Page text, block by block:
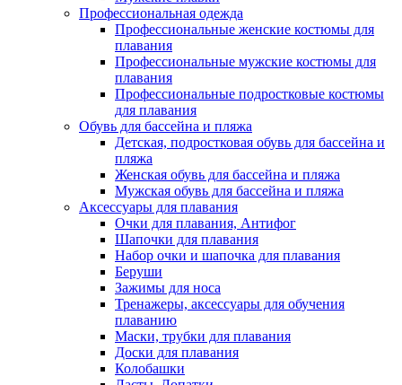
Профессиональная одежда
Профессиональные женские костюмы для
плавания
Профессиональные мужские костюмы для
плавания
Профессиональные подростковые костюмы
для плавания
Обувь для бассейна и пляжа
Детская, подростковая обувь для бассейна и
пляжа
Женская обувь для бассейна и пляжа
Мужская обувь для бассейна и пляжа
Аксессуары для плавания
Очки для плавания, Антифог
Шапочки для плавания
Набор очки и шапочка для плавания
Беруши
Зажимы для носа
Тренажеры, аксессуары для обучения
плаванию
Маски, трубки для плавания
Доски для плавания
Колобашки